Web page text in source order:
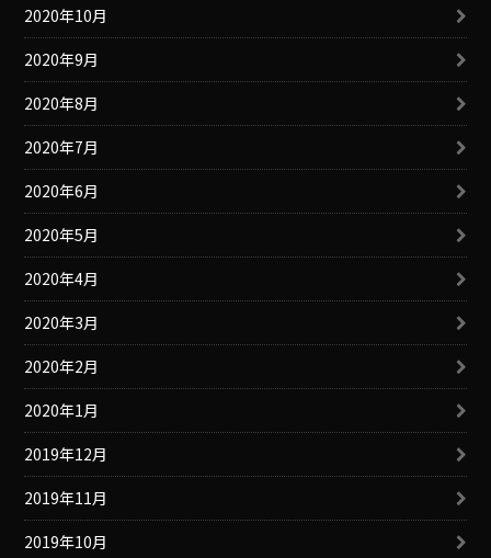
2020年10月
2020年9月
2020年8月
2020年7月
2020年6月
2020年5月
2020年4月
2020年3月
2020年2月
2020年1月
2019年12月
2019年11月
2019年10月